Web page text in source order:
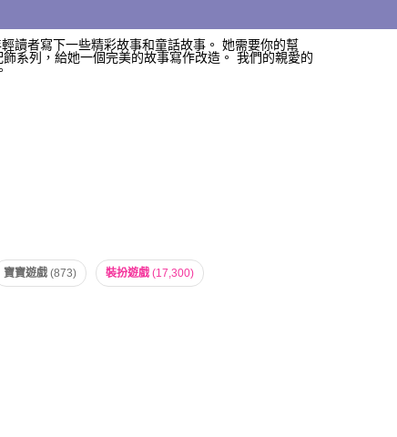
讀者寫下一些精彩故事和童話故事。 她需要你的幫
系列，給她一個完美的故事寫作改造。 我們的親愛的
寶寶遊戲 (873) 裝扮遊戲 (17,300)